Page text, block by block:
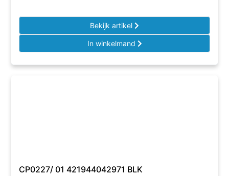
Bekijk artikel
In winkelmand
CP0227/ 01 421944042971 BLK